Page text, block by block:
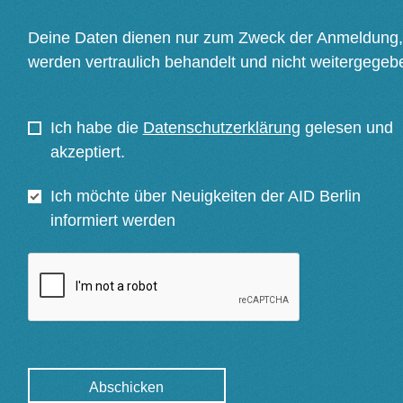
Deine Daten dienen nur zum Zweck der Anmeldung,
werden vertraulich behandelt und nicht
Ich habe die Datenschutzerklärung gelesen und
akzeptiert.
Ich möchte über Neuigkeiten der AID Berlin
informiert werden
Abschicken